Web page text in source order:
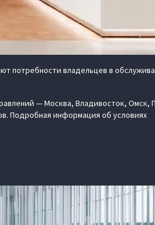
потребности владельцев в
— Москва, Владивосток, Омск,
Подробная информация об условиях